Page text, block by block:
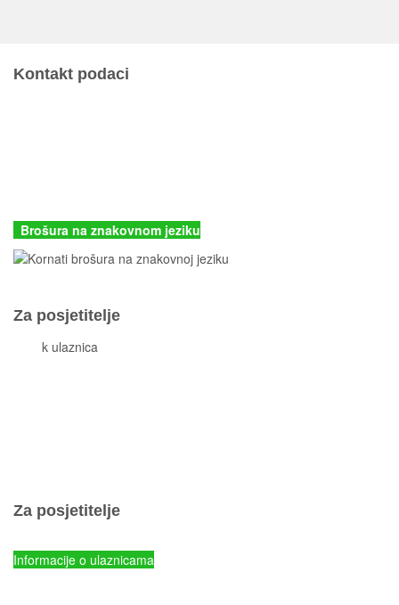
Kontakt podaci
Brošura na znakovnom jeziku
Za posjetitelje
k ulaznica
Za posjetitelje
Informacije o ulaznicama